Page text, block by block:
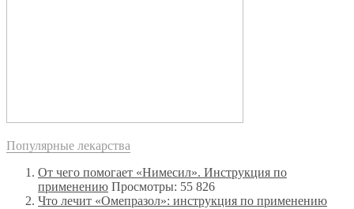
Популярные лекарства
От чего помогает «Нимесил». Инструкция по
применению Просмотры: 55 826
Что лечит «Омепразол»: инструкция по применению